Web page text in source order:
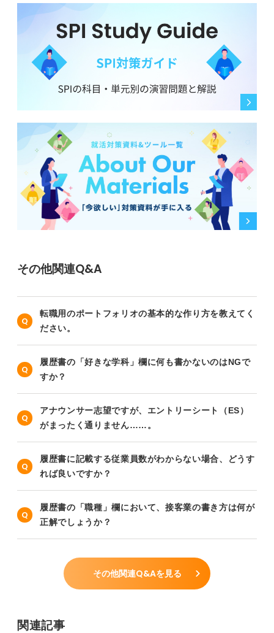
その他関連Q&A
転職用のポートフォリオの基本的な作り方を教えてく
ださい。
履歴書の「好きな学科」欄に何も書かないのはNGで
すか？
アナウンサー志望ですが、エントリーシート（ES）
がまったく通りません……。
履歴書に記載する従業員数がわからない場合、どうす
れば良いですか？
履歴書の「職種」欄において、接客業の書き方は何が
正解でしょうか？
その他関連Q&Aを見る
関連記事